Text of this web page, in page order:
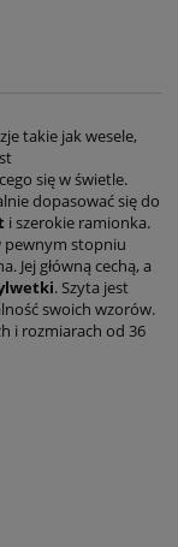
takie jak wesele,
się w świetle.
dopasować się do
i szerokie ramionka.
pewnym stopniu
Jej główną cechą, a
. Szyta jest
swoich wzorów.
i rozmiarach od 36